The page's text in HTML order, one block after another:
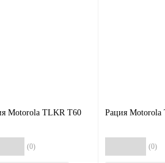
Motorola TLKR T60
(0)
Рация Motorola
(0)